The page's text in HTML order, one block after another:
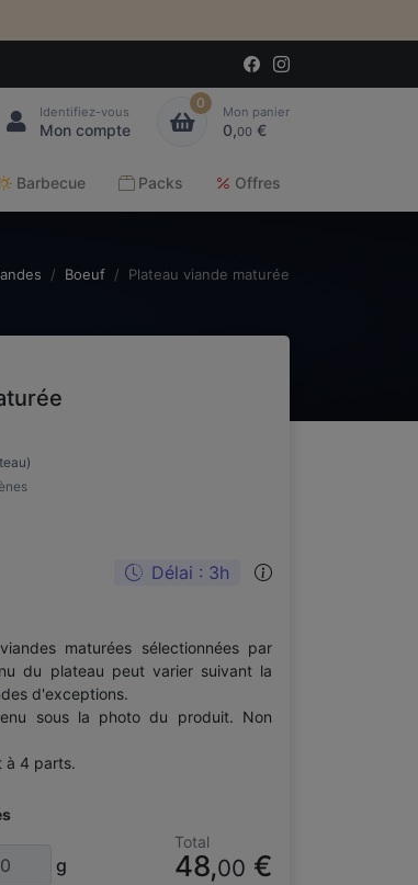
Identifiez-vous
Mon compte
0
Mon panier
0,00 €
Barbecue Packs Offres
Boeuf Plateau viande maturée
Délai : 3h
maturées sélectionnées par
du plateau peut varier suivant la
d'exceptions.
sous la photo du produit. Non
à 4 parts.
g
Total
48,00 €